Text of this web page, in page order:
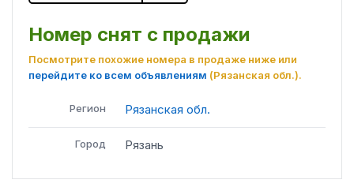
Номер снят с продажи
Посмотрите похожие номера в продаже ниже или
перейдите ко всем объявлениям (Рязанская обл.).
Регион Рязанская обл.
Город Рязань